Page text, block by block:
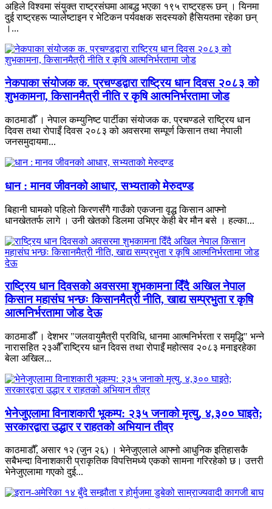
अहिले विश्वमा संयुक्त राष्ट्रसंघमा आबद्ध भएका १९५ राष्ट्रहरू छन् । यिनमा
दुई राष्ट्रहरू प्यालेष्टाइन र भेटिकन पर्यवक्षक सदस्यको हैसियतमा रहेका छन्
।...
नेकपाका संयोजक क. प्रचण्डद्वारा राष्ट्रिय धान दिवस २०८३ को
शुभकामना, किसानमैत्री नीति र कृषि आत्मनिर्भरतामा जोड
काठमाडौँ । नेपाल कम्युनिष्ट पार्टीका संयोजक क. प्रचण्डले राष्ट्रिय धान
दिवस तथा रोपाइँ दिवस २०८३ को अवसरमा सम्पूर्ण किसान तथा नेपाली
जनसमुदायमा...
धान : मानव जीवनको आधार, सभ्यताको मेरुदण्ड
बिहानी घामको पहिलो किरणसँगै गाउँको एकजना वृद्ध किसान आफ्नो
धानखेततर्फ लागे । उनी खेतको डिलमा उभिएर केही बेर मौन बसे । हल्का...
राष्ट्रिय धान दिवसको अवसरमा शुभकामना दिँदै अखिल नेपाल
किसान महासंघ भन्छः किसानमैत्री नीति, खाद्य सम्प्रभुता र कृषि
आत्मनिर्भरतामा जोड देऊ
काठमाडौँ । देशभर "जलवायुमैत्री प्रविधि, धानमा आत्मनिर्भरता र समृद्धि" भन्ने
नारासहित २३औँ राष्ट्रिय धान दिवस तथा रोपाइँ महोत्सव २०८३ मनाइरहेका
बेला अखिल...
भेनेजुएलामा विनाशकारी भूकम्प: २३५ जनाको मृत्यु, ४,३०० घाइते;
सरकारद्वारा उद्धार र राहतको अभियान तीव्र
काठमाडौँ, असार १२ (जुन २६) । भेनेजुएलाले आफ्नो आधुनिक इतिहासकै
सबैभन्दा विनाशकारी प्राकृतिक विपत्तिमध्ये एकको सामना गरिरहेको छ। उत्तरी
भेनेजुएलामा गएको दुई...